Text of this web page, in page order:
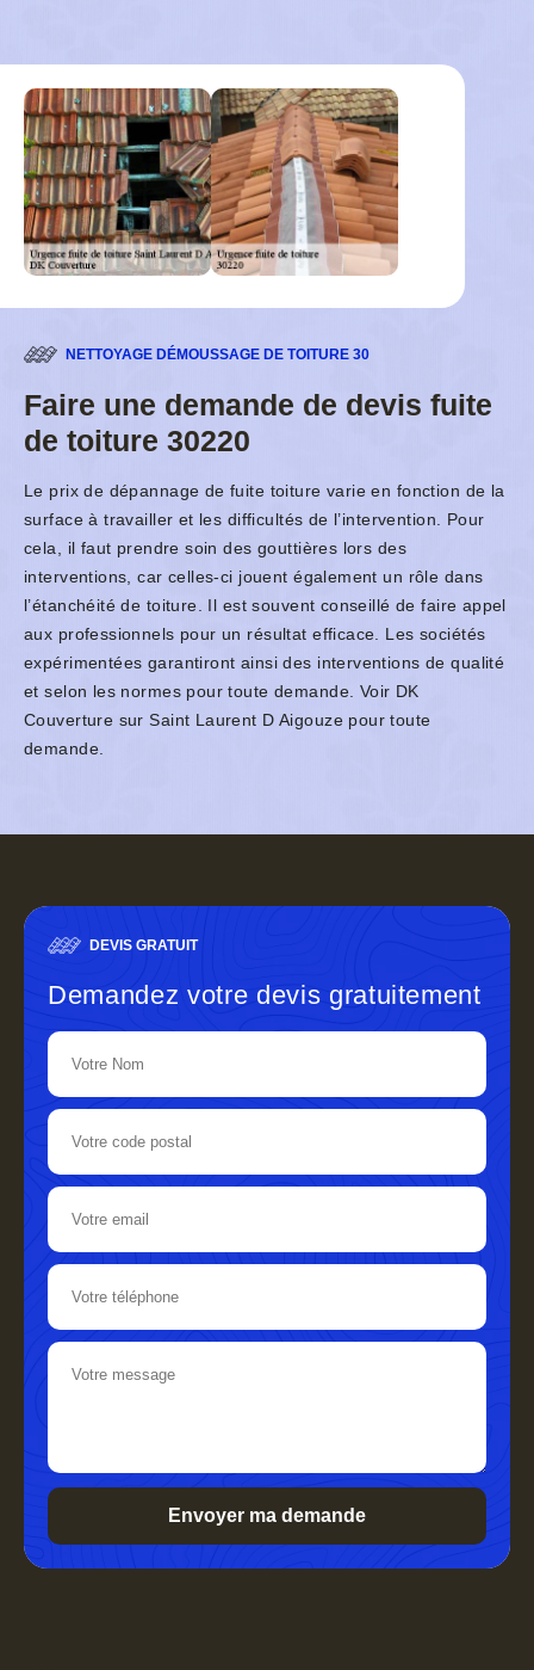
NETTOYAGE DÉMOUSSAGE DE TOITURE 30
Faire une demande de devis fuite
de toiture 30220
Le prix de dépannage de fuite toiture varie en fonction de la
surface à travailler et les difficultés de l’intervention. Pour
cela, il faut prendre soin des gouttières lors des
interventions, car celles-ci jouent également un rôle dans
l’étanchéité de toiture. Il est souvent conseillé de faire appel
aux professionnels pour un résultat efficace. Les sociétés
expérimentées garantiront ainsi des interventions de qualité
et selon les normes pour toute demande. Voir DK
Couverture sur Saint Laurent D Aigouze pour toute
demande.
DEVIS GRATUIT
Demandez votre devis gratuitement